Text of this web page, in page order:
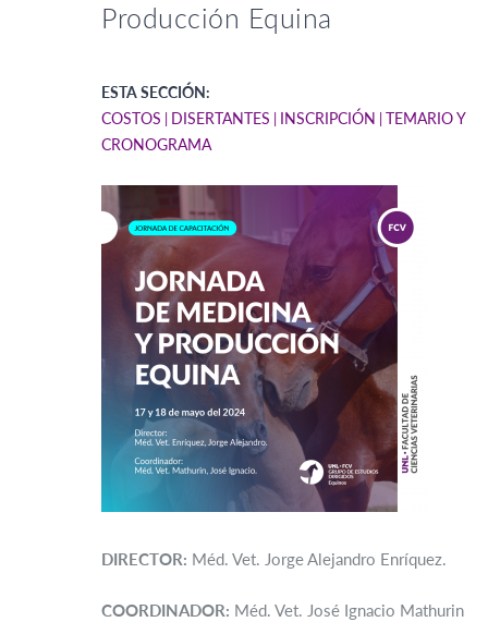
Producción Equina
ESTA SECCIÓN:
COSTOS
DISERTANTES INSCRIPCIÓN TEMARIO Y
CRONOGRAMA
DIRECTOR: Méd. Vet. Jorge Alejandro Enríquez.
COORDINADOR: Méd. Vet. José Ignacio Mathurin